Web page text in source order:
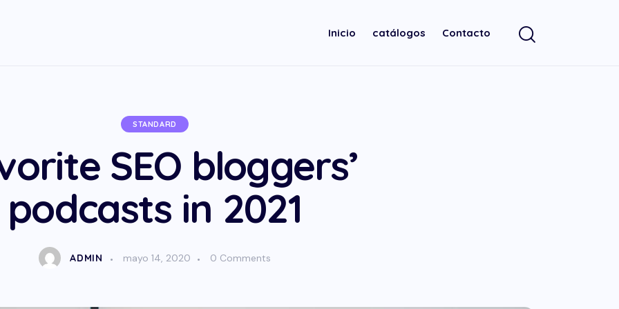
Inicio catálogos Contacto
STANDARD
SEO bloggers’
podcasts in 2021
ADMIN mayo 14, 2020 0 Comments